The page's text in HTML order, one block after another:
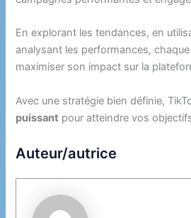
En explorant les tendances, en
analysant les performances,
maximiser son impact sur la
Avec une stratégie bien définie,
puissant pour atteindre vos
Auteur/autrice